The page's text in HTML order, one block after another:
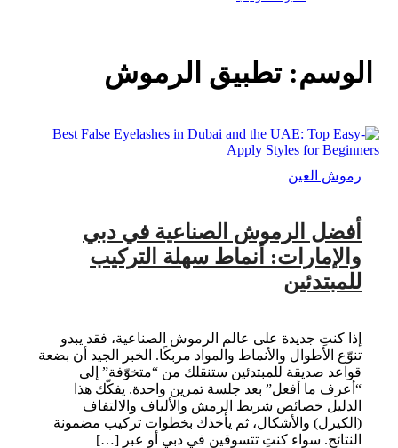
الوسم:تطبيق الرموش
رموش العين
أفضل الرموش الصناعية في دبي
والإمارات: أنماط سهلة التركيب
للمبتدئين
إذا كنتِ جديدة على عالم الرموش الصناعية، فقد يبدو
تنوّع الأطوال والأنماط والمواد مربكًا. الخبر الجيد أن بضعة
قواعد صديقة للمبتدئين ستنقلك من “متخوّفة” إلى
“أعرف ما أفعل” بعد جلسة تمرين واحدة. يفكّك هذا
الدليل خصائص شريط الرمش والألياف والالتفاف
(الكيرل) والأشكال، ثم يأخذك بخطوات تركيب مضمونة
النتائج. سواء كنتِ تتسوقين في دبي أو عبر […]